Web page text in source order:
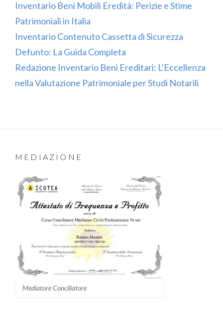
Inventario Beni Mobili Eredità: Perizie e Stime
Patrimoniali in Italia
Inventario Contenuto Cassetta di Sicurezza
Defunto: La Guida Completa
Redazione Inventario Beni Ereditari: L’Eccellenza
nella Valutazione Patrimoniale per Studi Notarili
MEDIAZIONE
Mediatore Conciliatore